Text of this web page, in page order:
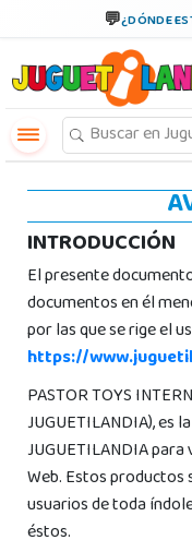
¿DÓNDE
INTRODUCCIÓN
El presente
documentos en él
por las que se rige el
https://
PASTOR TOYS
JUGUETILANDIA), es
JUGUETILANDIA
Web. Estos
usuarios de toda
éstos.